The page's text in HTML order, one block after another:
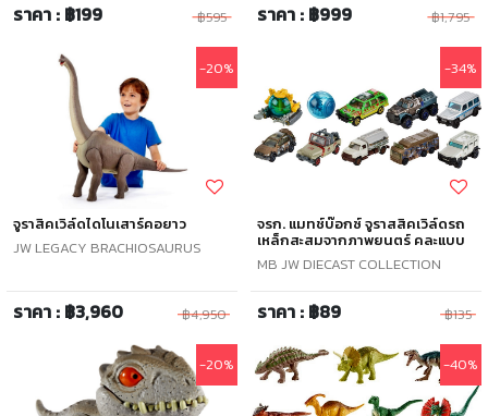
ราคา : ฿199 ฿595 ราคา : ฿999 ฿1,795
-20%
จูราสิคเวิล์ดไดโนเสาร์คอยาว
JW LEGACY BRACHIOSAURUS
ราคา : ฿3,960 ฿4,950
-34%
จรก. แมทช์บ๊อกซ์ จูราสสิคเวิล์ดรถ
เหล็กสะสมจากภาพยนตร์ คละแบบ
MB JW DIECAST COLLECTION
ราคา : ฿89 ฿135
-20% -40%